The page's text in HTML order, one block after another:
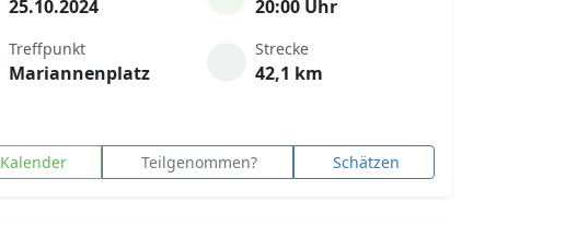
25.10.2024 20:00 Uhr
Treffpunkt
Mariannenplatz
Strecke
42,1 km
Kalender Teilgenommen? Schätzen